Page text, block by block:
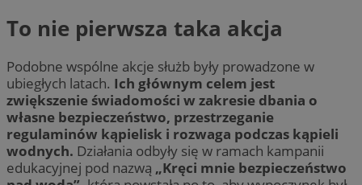
To nie pierwsza taka akcja
Podobne wspólne akcje służb były prowadzone w
ubiegłych latach. Ich głównym celem jest
zwiększenie świadomości w zakresie dbania o
własne bezpieczeństwo, przestrzeganie
regulaminów kąpielisk i rozwaga podczas kąpieli
wodnych. Działania odbyły się w ramach kampanii
edukacyjnej pod nazwą „Kręci mnie bezpieczeństwo